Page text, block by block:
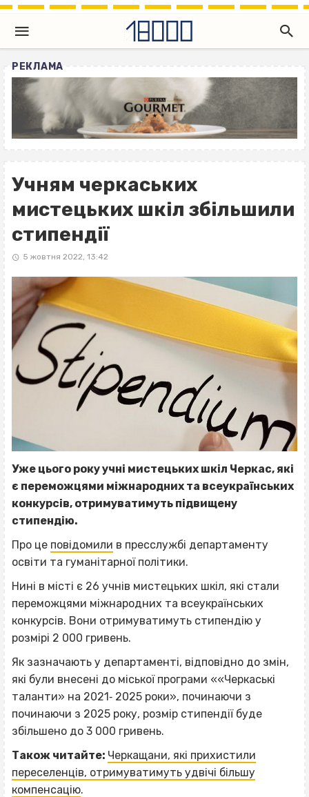
РЕКЛАМА
Учням черкаських
мистецьких шкіл збільшили
стипендії
5 жовтня 2022, 13:42
Уже цього року учні мистецьких шкіл Черкас, які
є переможцями міжнародних та всеукраїнських
конкурсів, отримуватимуть підвищену
стипендію.
Про це повідомили в пресслужбі департаменту
освіти та гуманітарної політики.
Нині в місті є 26 учнів мистецьких шкіл, які стали
переможцями міжнародних та всеукраїнських
конкурсів. Вони отримуватимуть стипендію у
розмірі 2 000 гривень.
Як зазначають у департаменті, відповідно до змін,
які були внесені до міської програми ««Черкаські
таланти» на 2021‐ 2025 роки», починаючи з
починаючи з 2025 року, розмір стипендії буде
збільшено до 3 000 гривень.
Також читайте: Черкащани, які прихистили
переселенців, отримуватимуть удвічі більшу
компенсацію.